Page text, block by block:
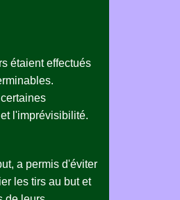
étaient effectués
l'imprévisibilité.
a permis d'éviter
les tirs au but et